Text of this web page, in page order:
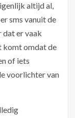
altijd al,
sms vanuit de
dat er vaak
komt omdat de
of iets
voorlichter van